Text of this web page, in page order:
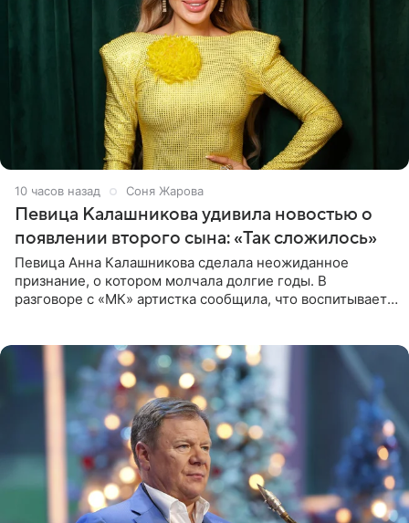
10 часов назад Соня Жарова
Певица Калашникова удивила новостью о
появлении второго сына: «Так сложилось»
Певица Анна Калашникова сделала неожиданное
признание, о котором молчала долгие годы. В
разговоре с «МК» артистка сообщила, что воспитывает